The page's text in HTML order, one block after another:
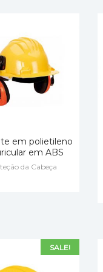
OPTIONS
em polietileno
em ABS
da Cabeça
SALE!